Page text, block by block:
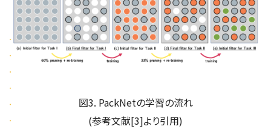
図3. PackNetの学習の流れ
(参考文献[3]より引用)